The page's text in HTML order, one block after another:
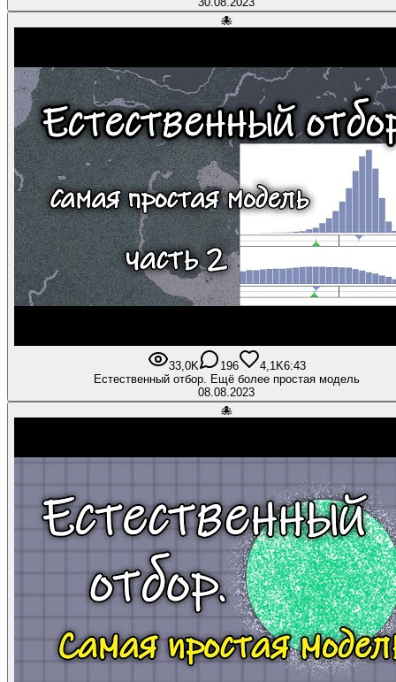
🐙
33,0K 196 4,1K6:43
Естественный отбор. Ещё более простая модель
08.08.2023
🐙